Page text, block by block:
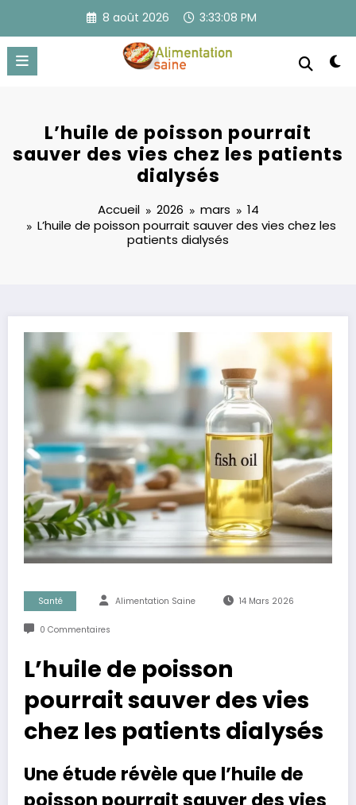
contenu
8 août 2026 3:33:09 PM
L’huile de poisson pourrait
sauver des vies chez les patients
dialysés
Accueil 2026 mars
14
L’huile de poisson pourrait sauver des vies chez les
patients dialysés
Santé Alimentation Saine 14 Mars 2026
0 Commentaires
L’huile de poisson
pourrait sauver des vies
chez les patients dialysés
Une étude révèle que l’huile de